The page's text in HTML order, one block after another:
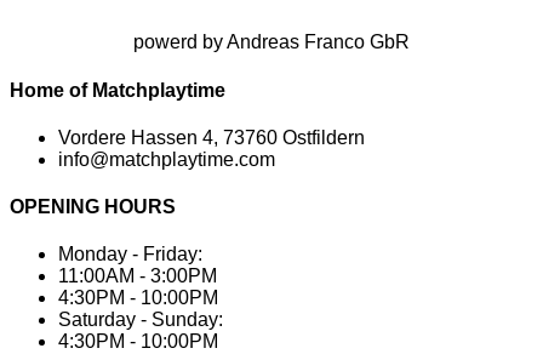
powerd by Andreas Franco GbR
Home of Matchplaytime
Vordere Hassen 4, 73760 Ostfildern
info@matchplaytime.com
OPENING HOURS
Monday - Friday:
11:00AM - 3:00PM
4:30PM - 10:00PM
Saturday - Sunday:
4:30PM - 10:00PM